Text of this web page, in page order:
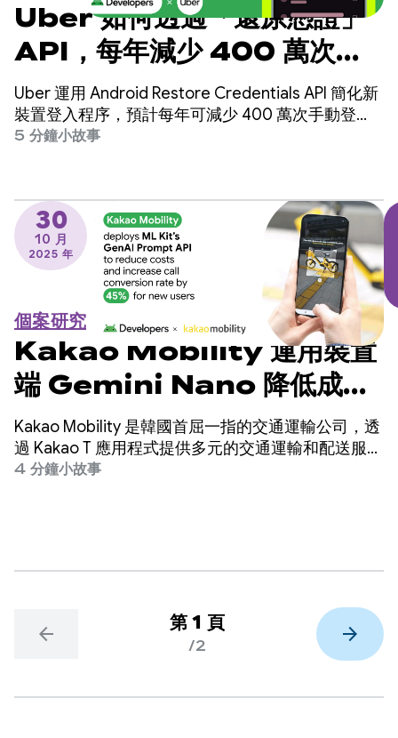
Uber 如何透過「還原憑證」
API，每年減少 400 萬次手
動登入次數
Uber 運用 Android Restore Credentials API 簡化新
裝置登入程序，預計每年可減少 400 萬次手動登
入，並提高使用者留存率。
5 分鐘小故事
30
10 月
2025 年
個案研究
Kakao Mobility 運用裝置
端 Gemini Nano 降低成
本，並將來電轉換提升 45%
Kakao Mobility 是韓國首屈一指的交通運輸公司，透
過 Kakao T 應用程式提供多元的交通運輸和配送服
務，包括叫車、導航、自行車和輕型機車共乘、停車
4 分鐘小故事
arrow_back 第 1 頁
/2 arrow_forward